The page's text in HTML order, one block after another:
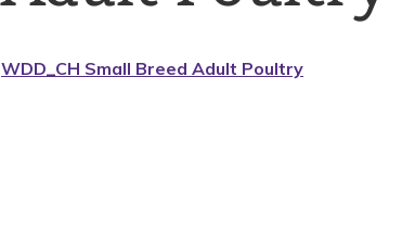
WDD_CH Small Breed Adult Poultry